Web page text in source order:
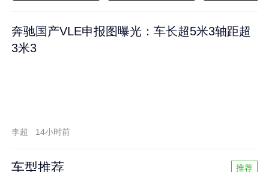
奔驰国产VLE申报图曝光：车长超5米3轴距超
3米3
李超 14小时前
车型推荐 推荐